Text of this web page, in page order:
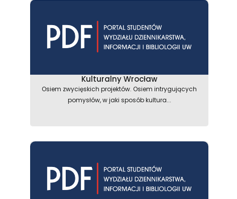
Kulturalny Wrocław
Osiem zwycięskich projektów. Osiem intrygujących
pomysłów, w jaki sposób kultura...